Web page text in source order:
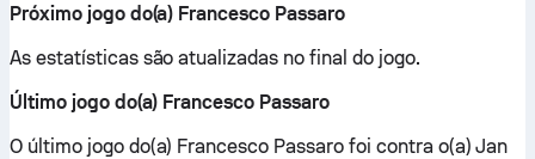
Próximo jogo do(a) Francesco Passaro
As estatísticas são atualizadas no final do jogo.
Último jogo do(a) Francesco Passaro
O último jogo do(a) Francesco Passaro foi contra o(a) Jan